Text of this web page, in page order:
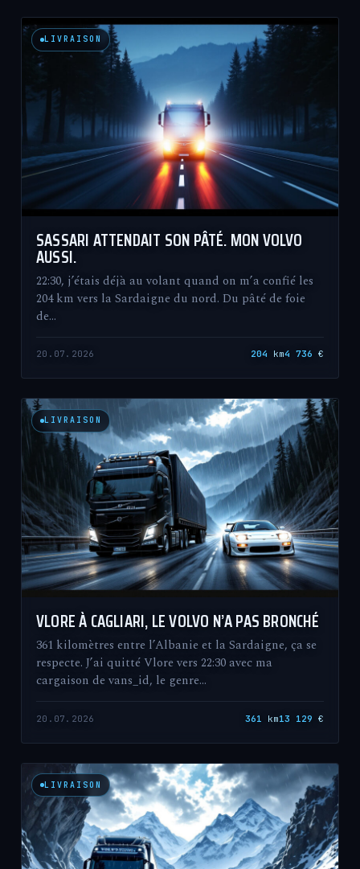
LIVRAISON
SASSARI ATTENDAIT SON PÂTÉ. MON VOLVO
AUSSI.
22:30, j’étais déjà au volant quand on m’a confié les
204 km vers la Sardaigne du nord. Du pâté de foie
de…
20.07.2026 204 km4 736 €
LIVRAISON
VLORE À CAGLIARI, LE VOLVO N’A PAS BRONCHÉ
361 kilomètres entre l’Albanie et la Sardaigne, ça se
respecte. J’ai quitté Vlore vers 22:30 avec ma
cargaison de vans_id, le genre…
20.07.2026 361 km13 129 €
LIVRAISON